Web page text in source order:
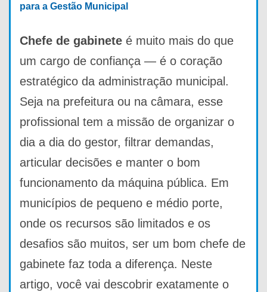
para a Gestão Municipal
Chefe de gabinete é muito mais do que
um cargo de confiança — é o coração
estratégico da administração municipal.
Seja na prefeitura ou na câmara, esse
profissional tem a missão de organizar o
dia a dia do gestor, filtrar demandas,
articular decisões e manter o bom
funcionamento da máquina pública. Em
municípios de pequeno e médio porte,
onde os recursos são limitados e os
desafios são muitos, ser um bom chefe de
gabinete faz toda a diferença. Neste
artigo, você vai descobrir exatamente o